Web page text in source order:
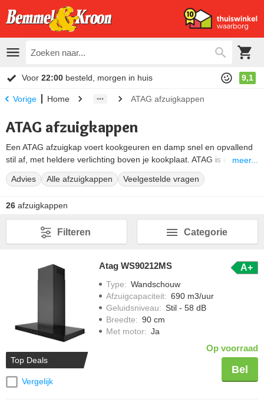
Voor 22:00 besteld, morgen in huis 9,1
Vorige Home ATAG afzuigkappen
ATAG afzuigkappen
Een ATAG afzuigkap voert kookgeuren en damp snel en opvallend
stil af, met heldere verlichting boven je kookplaat. ATAG is een
Nederlands merk. Elke ATAG afzuigkap is afgestemd op de
Nederlandse keuken, van een model met eigen motor tot een
afzuigtechniek. Twijfel je over de juiste keuze? Kom langs in een
van onze winkels. Daar staan de afzuigkappen werkend opgesteld,
meer...
Advies Alle afzuigkappen Veelgestelde vragen
26 afzuigkappen
Categorie
Filteren
Top Deals
Vergelijk
Atag WS90212MS A+
Type: Wandschouw
Afzuigcapaciteit: 690 m3/uur
Geluidsniveau: Stil - 58 dB
Breedte: 90 cm
Met motor: Ja
Op voorraad
Bel